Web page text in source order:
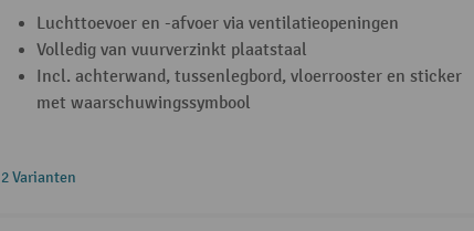
Luchttoevoer en -afvoer via ventilatieopeningen
Volledig van vuurverzinkt plaatstaal
Incl. achterwand, tussenlegbord, vloerrooster en sticker
met waarschuwingssymbool
2 Varianten